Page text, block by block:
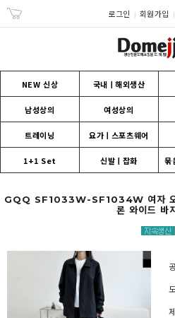
로그인 회원가입
NEW 신상 국내ㅣ해외생산
남성상의 여성상의
트레이닝 요가ㅣ스포츠웨어
1+1 Set 신발ㅣ잡화 묶
GQQ SF1033W-SF1034W 여자 오
론 와이드 바